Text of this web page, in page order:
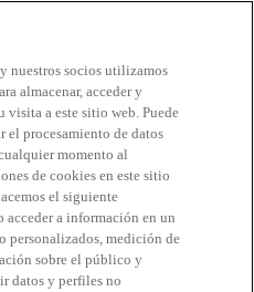
nuestros socios utilizamos
almacenar, acceder y
visita a este sitio web. Puede
el procesamiento de datos
momento al
de cookies en este sitio
el siguiente
acceder a información en un
personalizados, medición de
sobre el público y
datos y perfiles no